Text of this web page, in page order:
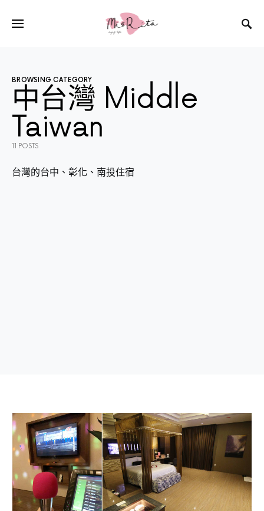
BROWSING CATEGORY
中台灣 Middle
Taiwan
11 POSTS
台灣的台中、彰化、南投住宿